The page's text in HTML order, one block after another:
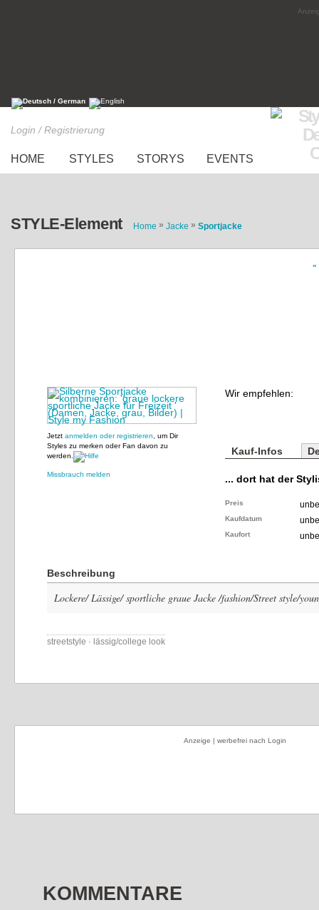
Login / Registrierung
HOME STYLES STORYS EVENTS
STYLE-Element Home » Jacke » Sportjacke
«
Jetzt anmelden oder registrieren , um Dir
Styles zu merken oder Fan davon zu
werden.
Missbrauch melden
Wir empfehlen:
Kauf-Infos
... dort hat der
Preis
Kaufdatum
Kaufort
Beschreibung
Lockere/ Lässige/ sportliche graue Jacke /fashion/Street style/
streetstyle · lässig/college look
Anzeige | werbefrei nach Login
KOMMENTARE